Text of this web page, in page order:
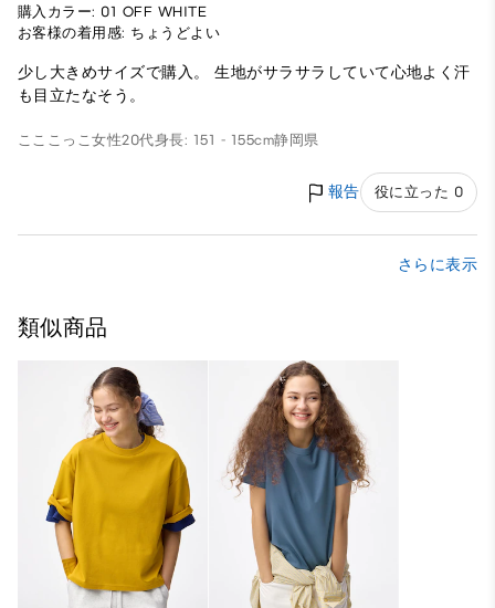
購入カラー: 01 OFF WHITE
お客様の着用感: ちょうどよい
少し大きめサイズで購入。 生地がサラサラしていて心地よく汗
も目立たなそう。
こここっこ女性20代身長: 151 - 155cm静岡県
報告 役に立った 0
さらに表示
類似商品